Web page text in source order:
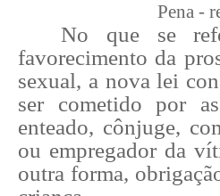
Pena -
No que se
favorecimento da
sexual, a nova lei
ser cometido por
enteado, cônjuge,
ou empregador da
outra forma,